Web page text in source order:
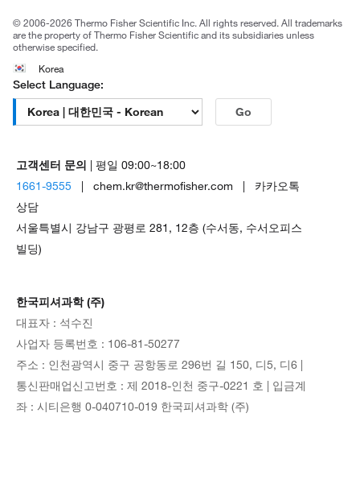
© 2006-2026 Thermo Fisher Scientific Inc. All rights reserved. All trademarks
are the property of Thermo Fisher Scientific and its subsidiaries unless
otherwise specified.
Korea
Select Language:
Go
고객센터 문의 | 평일 09:00~18:00
1661-9555 | chem.kr@thermofisher.com | 카카오톡
상담
서울특별시 강남구 광평로 281, 12층 (수서동, 수서오피스
빌딩)
한국피셔과학 (주)
대표자 : 석수진
사업자 등록번호 : 106-81-50277
주소 : 인천광역시 중구 공항동로 296번 길 150, 디5, 디6 |
통신판매업신고번호 : 제 2018-인천 중구-0221 호 | 입금계
좌 : 시티은행 0-040710-019 한국피셔과학 (주)